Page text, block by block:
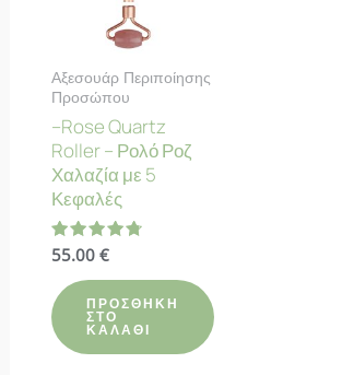
Αξεσουάρ Περιποίησης
Προσώπου
–Rose Quartz
Roller – Ρολό Ροζ
Χαλαζία με 5
Κεφαλές
Βαθμολογήθηκε
4.82
από 5
55.00 €
ΠΡΟΣΘΉΚΗ
ΣΤΟ
ΚΑΛΆΘΙ